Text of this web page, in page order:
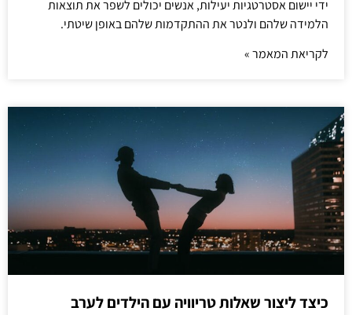
ידי יישום אסטרטגיות יעילות, אנשים יכולים לשפר את תוצאות
הלמידה שלהם ולנטר את ההתקדמות שלהם באופן שיטתי.
לקריאת המאמר »
כיצד ליצור שאלות טריוויה עם הילדים לערב